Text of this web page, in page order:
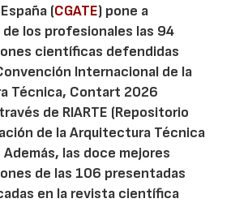
(CGATE) pone a
los profesionales las 94
científicas defendidas
Internacional de la
Técnica, Contart 2026
de RIARTE (Repositorio
de la Arquitectura Técnica
Además, las doce mejores
de las 106 presentadas
en la revista científica